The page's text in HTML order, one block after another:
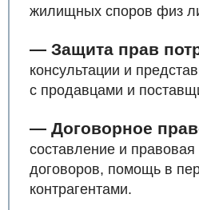
жилищных споров физ
— Защита прав
консультации и
с продавцами и
— Договорное
составление и правовая
договоров, помощь в
контрагентами.